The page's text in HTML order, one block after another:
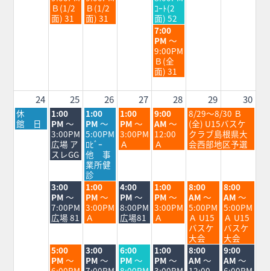
8
月
18th
Ｂ(1/2
面) 31
8
月
19th
Ｂ(1/2
面) 31
8
月
21st
2026
ｺｰﾄ(2
面) 52
金
曜
日,
8
月
21st
2026
7:00
PM ～
9:00PM
Ｂ(全
面) 31
24 25 26 27 28 29 30
月
曜
日,
休
館 日
火
曜
日,
8
月
25th
1:00
PM ～
3:00PM
広場 ア
スレGG
水
曜
日,
8
月
26th
2026
1:00
PM ～
5:00PM
ﾛﾋﾞｰ
他 事
業所健
診
木
曜
日,
8
月
1:00
PM ～
3:00PM
Ａ
金
曜
日,
8
月
9:00
AM ～
12:00
Ａ
土
曜
日,
8
月
8/29～8/30 Ｂ
(全) U15バスケ
クラブ島根県大
会西部地区予選
火
曜
日,
8
月
2026
3:00
PM ～
7:00PM
広場 81
水
曜
日,
8
月
2026
1:00
PM ～
3:00PM
Ａ
木
曜
日,
8
月
2026
4:00
PM ～
8:00PM
広場81
金
曜
日,
8
月
2026
1:00
PM ～
3:00PM
Ａ
土
曜
日,
8
月
29th
2026
8:00
AM ～
5:00PM
Ａ U15
バスケ
大会
日
曜
日,
8
月
30th
2026
8:00
AM ～
5:00PM
Ａ U15
バスケ
大会
火
曜
5:00
PM ～
水
曜
3:00
PM ～
木
曜
6:00
PM ～
金
曜
1:00
PM ～
土
曜
8:00
AM ～
日
曜
9:00
AM ～